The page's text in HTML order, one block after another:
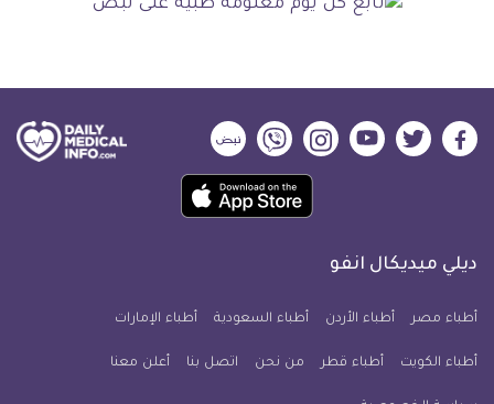
ديلي
فيسبوك
ديلي
تويتر
ديلي
ميديكال
يوتيوب
ديلي
ميديكال
انفو
ديلي
ميديكال
انفو
ديلي
ميديكال
انفو
حمل
تطبيق
معلومة
للآيفون
ديلي ميديكال انفو
أطباء مصر أطباء الأردن أطباء السعودية أطباء الإمارات
أطباء الكويت أطباء قطر من نحن اتصل بنا أعلن معنا